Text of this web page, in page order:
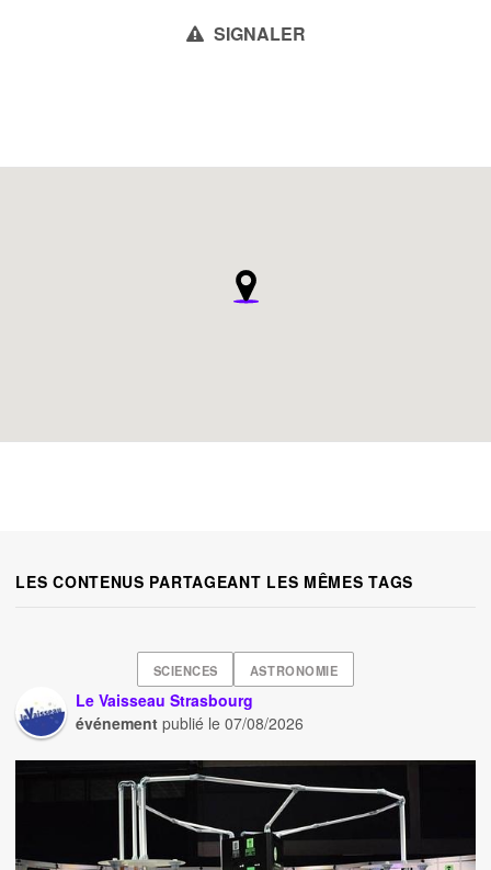
SIGNALER
LES CONTENUS PARTAGEANT LES MÊMES TAGS
SCIENCES ASTRONOMIE
Le Vaisseau Strasbourg
événement publié le07/08/2026